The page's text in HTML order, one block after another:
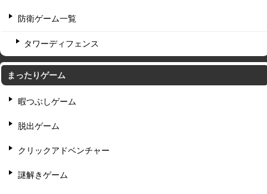
防衛ゲーム一覧
タワーディフェンス
まったりゲーム
暇つぶしゲーム
脱出ゲーム
クリックアドベンチャー
謎解きゲーム